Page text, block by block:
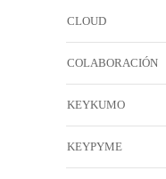
CLOUD
COLABORACIÓN
KEYKUMO
KEYPYME